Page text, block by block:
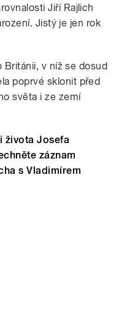
Jiří Rajlich
Jistý je jen rok
v níž se dosud
poprvé sklonit před
světa i ze zemí
života Josefa
záznam
s Vladimírem